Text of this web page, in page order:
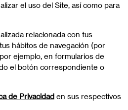
el uso del Site, así como para
relacionada con tus
hábitos de navegación (por
ejemplo, en formularios de
el botón correspondiente o
de Privacidaden sus respectivos